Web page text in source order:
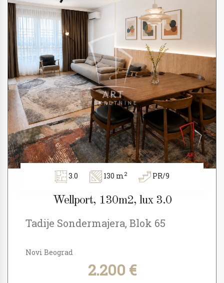
3.0 130 m2 PR/9
Wellport, 130m2, lux 3.0
Tadije Sondermajera, Blok 65
Novi Beograd
2.200 €